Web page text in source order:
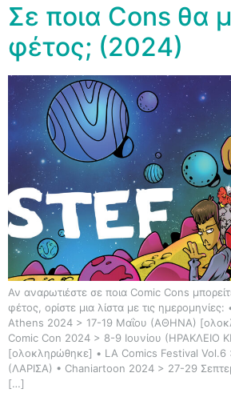
Σε ποια Cons θα
φέτος; (2024)
Αν αναρωτιέστε σε ποια Comic Cons
φέτος, ορίστε μια λίστα με τις
Athens 2024 > 17-19 Μαΐου (ΑΘΗΝΑ)
Comic Con 2024 > 8-9 Ιουνίου (ΗΡΑΚΛΕΙΟ
[ολοκληρώθηκε] • LA Comics Festival Vol.6
(ΛΑΡΙΣΑ) • Chaniartoon 2024 > 27-29
[…]